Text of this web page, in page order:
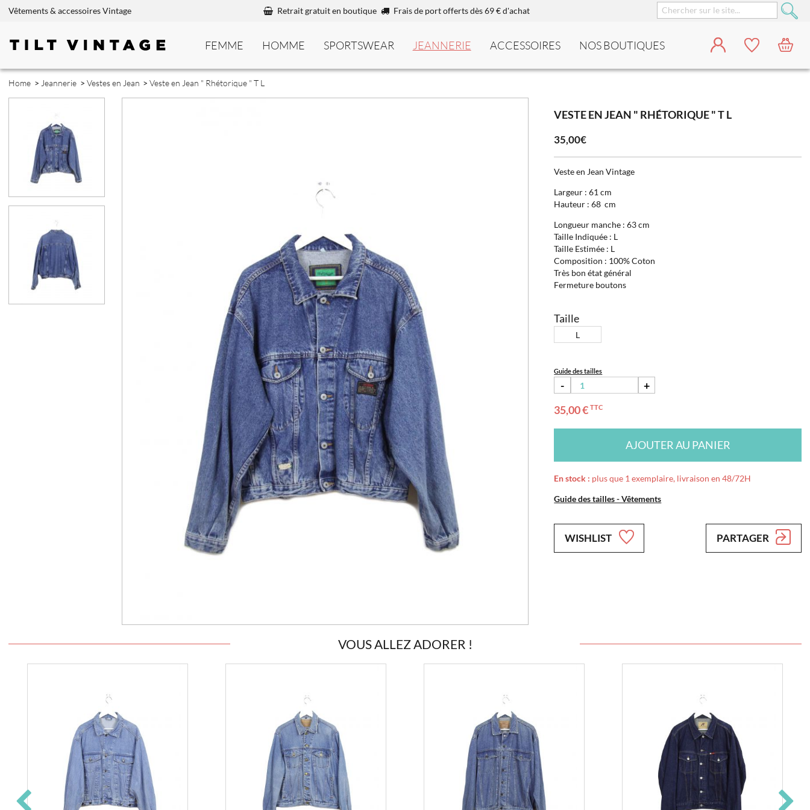
Vêtements & accessoires Vintage Retrait gratuit en boutique Frais de port offerts dès 69 € d'achat
FEMME HOMME SPORTSWEAR JEANNERIE ACCESSOIRES NOS BOUTIQUES
Home > Jeannerie > Vestes en Jean >Veste en Jean " Rhétorique " T L
VESTE EN JEAN " RHÉTORIQUE " T L
35,00€
Veste en Jean Vintage
Largeur : 61 cm
Hauteur : 68 cm
Longueur manche : 63 cm
Taille Indiquée : L
Taille Estimée : L
Composition : 100% Coton
Très bon état général
Fermeture boutons
Taille
L
Guide des tailles
-
+
35,00 €TTC
AJOUTER AU PANIER
En stock : plus que 1 exemplaire, livraison en 48/72H
Guide des tailles - Vêtements
WISHLIST PARTAGER
VOUS ALLEZ ADORER !